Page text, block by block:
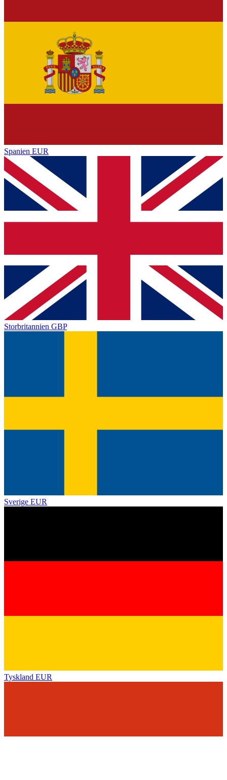
Spanien EUR
Storbritannien GBP
Sverige EUR
Tyskland EUR